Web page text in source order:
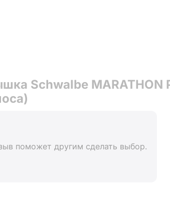
Schwalbe MARATHON
поможет другим сделать выбор.